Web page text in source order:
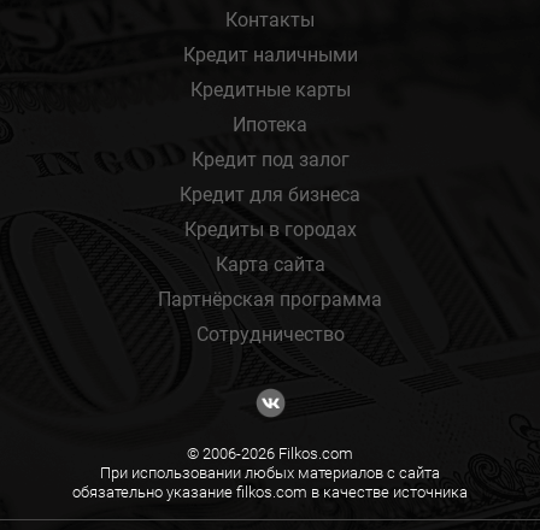
Контакты
Кредит наличными
Кредитные карты
Ипотека
Кредит под залог
Кредит для бизнеса
Кредиты в городах
Карта сайта
Партнёрская программа
Сотрудничество
© 2006-2026 Filkos.com
При использовании любых материалов с сайта
обязательно указание filkos.com в качестве источника